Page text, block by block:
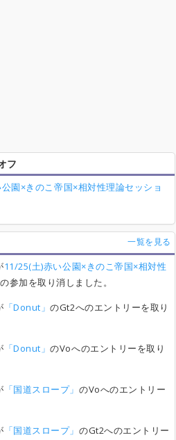
フ
園×きのこ帝国×相対性理論セッショ
一覧を見る
11/25(土)赤い公園×きのこ帝国×相対性
の参加を取り消しました。
「Donut」のGt2へのエントリーを取り
「Donut」のVoへのエントリーを取り
「国道スロープ」 のVoへのエントリー
「国道スロープ」 のGt2へのエントリー